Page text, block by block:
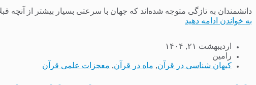
دانشمندان به تازگی متوجه شده‌اند که جهان با سرعتی بسیار بیشتر از آنچه
به خواندن ادامه دهید
اردیبهشت ۲۱, ۱۴۰۴
رامین
کیهان شناسی در قرآن, ماه در قرآن, معجزات علمی قرآن